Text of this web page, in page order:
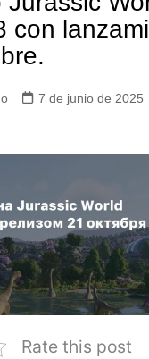
con
7 de junio de 2025
Rate this post